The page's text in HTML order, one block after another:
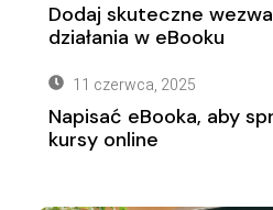
Dodaj skuteczne
działania w eBooku
11 czerwca, 2025
Napisać eBooka, aby
kursy online